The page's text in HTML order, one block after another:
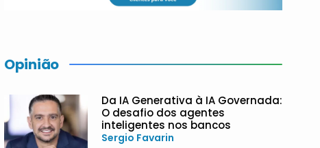
Opinião
Da IA Generativa à IA Governada:
O desafio dos agentes
inteligentes nos bancos
Sergio Favarin